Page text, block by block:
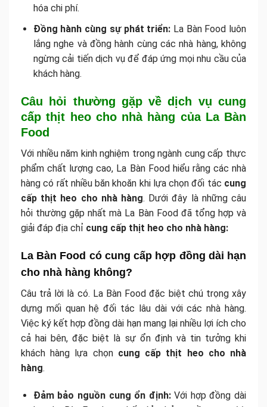
hóa chi phí.
Đồng hành cùng sự phát triển: La Bàn Food luôn
lắng nghe và đồng hành cùng các nhà hàng, không
ngừng cải tiến dịch vụ để đáp ứng mọi nhu cầu của
khách hàng.
Câu hỏi thường gặp về dịch vụ cung
cấp thịt heo cho nhà hàng của La Bàn
Food
Với nhiều năm kinh nghiệm trong ngành cung cấp thực
phẩm chất lượng cao, La Bàn Food hiểu rằng các nhà
hàng có rất nhiều băn khoăn khi lựa chọn đối tác cung
cấp thịt heo cho nhà hàng. Dưới đây là những câu
hỏi thường gặp nhất mà La Bàn Food đã tổng hợp và
giải đáp địa chỉ cung cấp thịt heo cho nhà hàng:
La Bàn Food có cung cấp hợp đồng dài hạn
cho nhà hàng không?
Câu trả lời là có. La Bàn Food đặc biệt chú trọng xây
dựng mối quan hệ đối tác lâu dài với các nhà hàng.
Việc ký kết hợp đồng dài hạn mang lại nhiều lợi ích cho
cả hai bên, đặc biệt là sự ổn định và tin tưởng khi
khách hàng lựa chọn cung cấp thịt heo cho nhà
hàng.
Đảm bảo nguồn cung ổn định:Với hợp đồng dài